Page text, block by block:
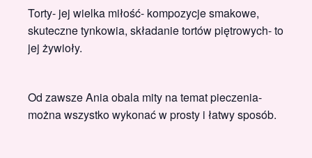
Torty- jej wielka miłość- kompozycje smakowe,
skuteczne tynkowia, składanie tortów piętrowych- to
jej żywioły.
Od zawsze Ania obala mity na temat pieczenia-
można wszystko wykonać w prosty i łatwy sposób.